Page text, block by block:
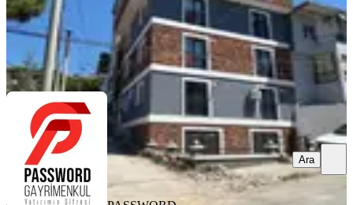
PASSWORD GAYRİMENKUL İbrahim Bozkurt
Ara
Ara